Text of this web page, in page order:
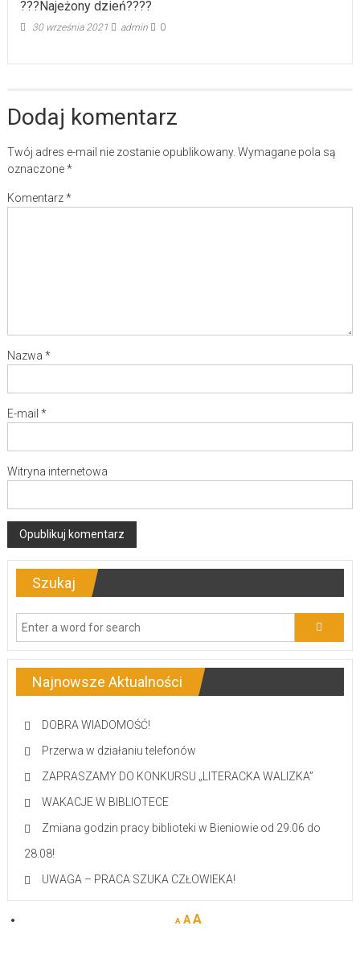
???Najeżony dzień????
30 września 2021 admin 0
Dodaj komentarz
Twój adres e-mail nie zostanie opublikowany. Wymagane pola są
oznaczone*
Komentarz*
Nazwa *
E-mail *
Witryna internetowa
Szukaj
Najnowsze Aktualności
DOBRA WIADOMOŚĆ!
Przerwa w działaniu telefonów
ZAPRASZAMY DO KONKURSU „LITERACKA WALIZKA”
WAKACJE W BIBLIOTECE
Zmiana godzin pracy biblioteki w Bieniowie od 29.06 do
28.08!
UWAGA – PRACA SZUKA CZŁOWIEKA!
A A A